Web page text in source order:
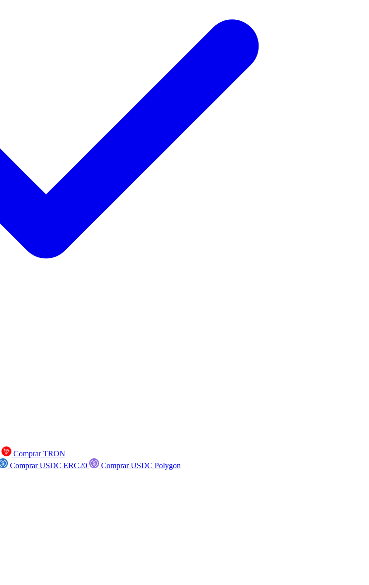
Comprar TRON
Comprar USDC ERC20
Comprar USDC Polygon